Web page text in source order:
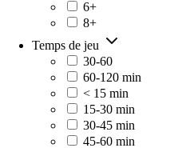
6+
8+
Temps de jeu
30-60
60-120 min
< 15 min
15-30 min
30-45 min
45-60 min